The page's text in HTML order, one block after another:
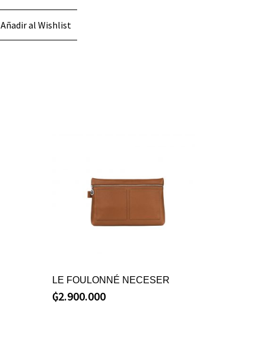
Añadir al Wishlist
LE FOULONNÉ NECESER
₲2.900.000